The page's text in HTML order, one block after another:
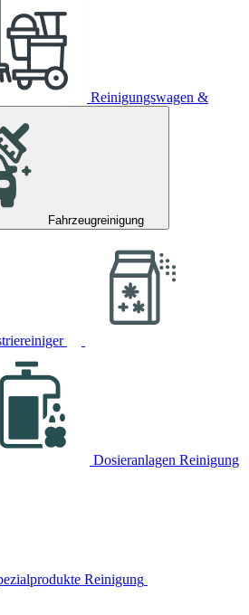
Reinigungswagen &
Fahrzeugreinigung
Dosieranlagen Reinigung
Reinigung